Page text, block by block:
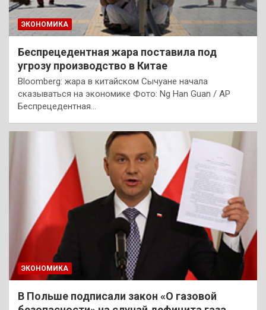
ЭКОНОМИКА
Беспрецедентная жара поставила под
угрозу производство в Китае
Bloomberg: жара в китайском Сычуане начала
сказываться на экономике Фото: Ng Han Guan / AP
Беспрецедентная…
ЭКОНОМИКА
В Польше подписали закон «О газовой